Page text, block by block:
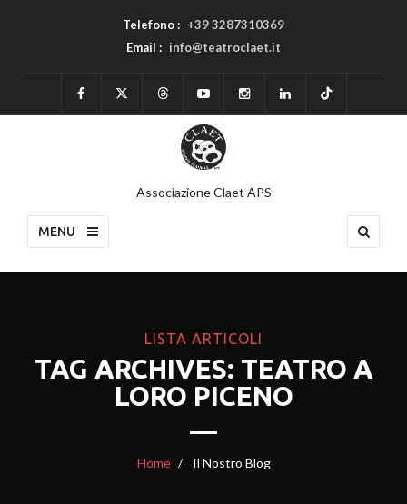
Telefono : +39 3287310369
Email : info@teatroclaet.it
Associazione Claet APS
MENU
LISTA ARTICOLI
TAG ARCHIVES: TEATRO A
LORO PICENO
Home Il Nostro Blog